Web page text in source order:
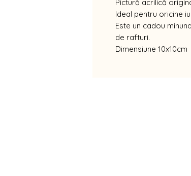
Pictură acrilică
Ideal pentru oricine
Este un cadou
de rafturi.
Dimensiune 10x10cm